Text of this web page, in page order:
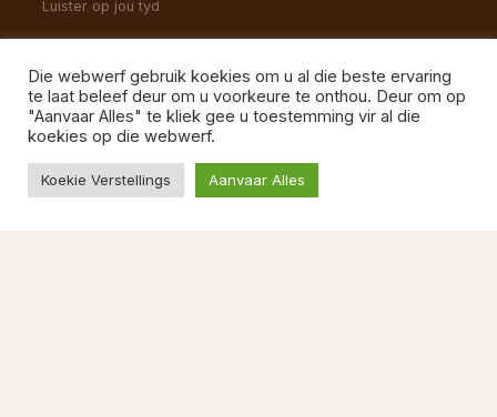
Luister op jou tyd
Alle opnames en uitsendings
Gemeente Musiek
Luister na ons liedere
BESOEK ONS
Die webwerf gebruik koekies om u al die beste ervaring
te laat beleef deur om u voorkeure te onthou. Deur om op
"Aanvaar Alles" te kliek gee u toestemming vir al die
koekies op die webwerf.
Koekie Verstellings Aanvaar Alles